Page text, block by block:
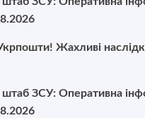
Жахливі
штаб ЗСУ: Оперативна